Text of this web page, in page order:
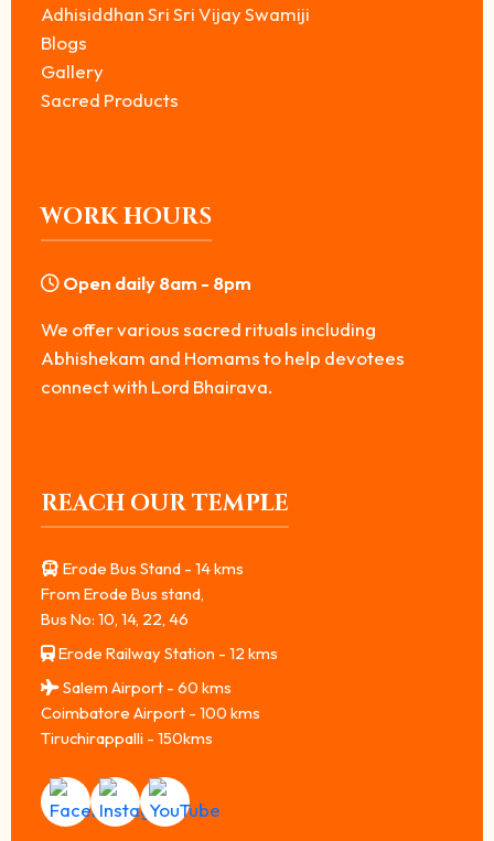
Adhisiddhan Sri Sri Vijay Swamiji
Blogs
Gallery
Sacred Products
WORK HOURS
Open daily 8am - 8pm
We offer various sacred rituals including
Abhishekam and Homams to help devotees
connect with Lord Bhairava.
REACH OUR TEMPLE
Erode Bus Stand - 14 kms
From Erode Bus stand,
Bus No: 10, 14, 22, 46
Erode Railway Station - 12 kms
Salem Airport - 60 kms
Coimbatore Airport - 100 kms
Tiruchirappalli - 150kms